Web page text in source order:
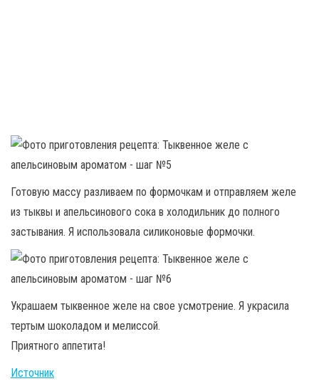
Готовую массу разливаем по формочкам и отправляем желе
из тыквы и апельсинового сока в холодильник до полного
застывания. Я использовала силиконовые формочки.
Украшаем тыквенное желе на свое усмотрение. Я украсила
тертым шоколадом и мелиссой.
Приятного аппетита!
Источник